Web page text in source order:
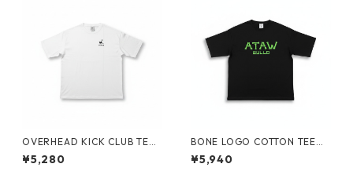
OVERHEAD KICK CLUB TEE
（全2カラー）1820301034
¥5,280
BONE LOGO COTTON TEE
（全2カラー）1820301036
¥5,940